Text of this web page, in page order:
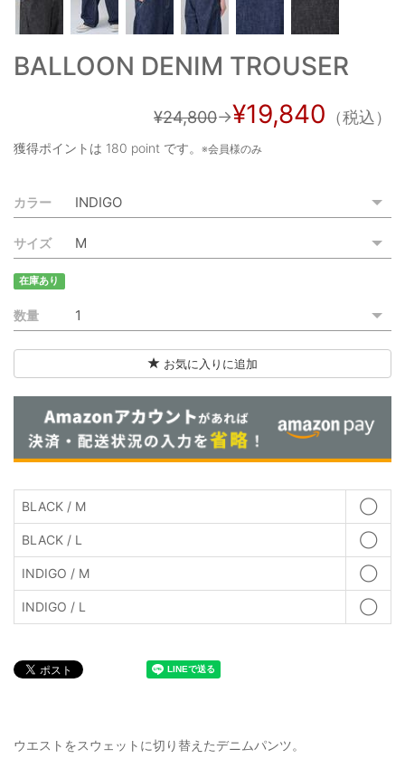
お買い物カゴ
ご利用ガイド
ご利用規約
BALLOON DENIM TROUSER
¥24,800→¥19,840 （税込）
獲得ポイントは 180 point です。 ※会員様のみ
カラー
サイズ
在庫あり
数量
お気に入りに追加
BLACK / M ◯
BLACK / L ◯
INDIGO / M ◯
INDIGO / L ◯
ウエストをスウェットに切り替えたデニムパンツ。